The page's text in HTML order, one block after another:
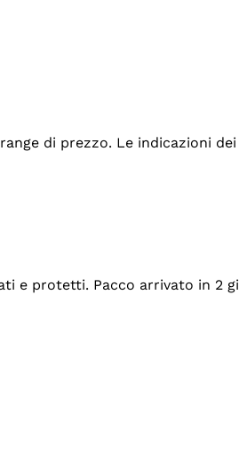
di prezzo. Le indicazioni
e protetti. Pacco arrivato in 2